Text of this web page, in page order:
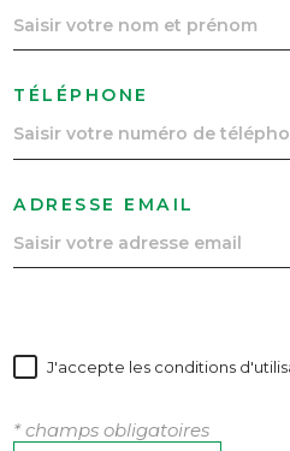
TÉLÉPHONE
ADRESSE EMAIL
J'accepte les conditions
* champs obligatoires